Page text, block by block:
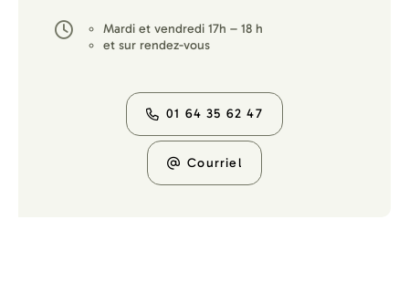
Mardi et vendredi 17h – 18 h
et sur rendez-vous
01 64 35 62 47
Courriel